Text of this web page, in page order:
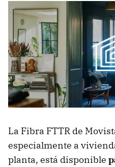
La Fibra FTTR de
especialmente a
planta, está disponible